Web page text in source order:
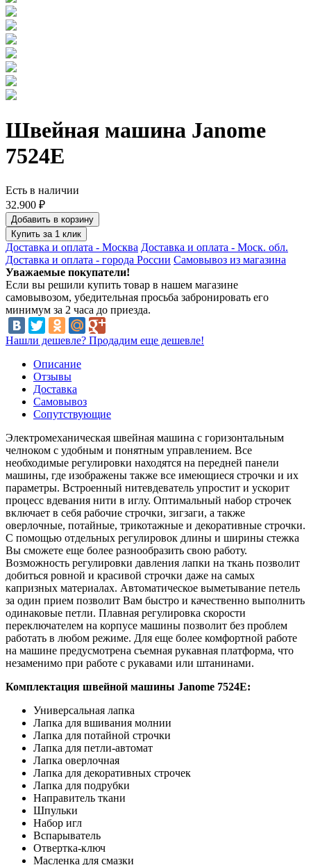
Швейная машина Janome
7524E
Есть в наличии
32.900 ₽
Добавить в корзину
Купить за 1 клик
Доставка и оплата - Москва Доставка и оплата - Моск. обл.
Доставка и оплата - города России Самовывоз из магазина
Уважаемые покупатели!
Если вы решили купить товар в нашем магазине
самовывозом, убедительная просьба забронировать его
минимум за 2 часа до приезда.
Нашли дешевле? Продадим еще дешевле!
Описание
Отзывы
Доставка
Самовывоз
Сопутствующие
Электромеханическая швейная машина с горизонтальным
челноком с удобным и понятным управлением. Все
необходимые регулировки находятся на передней панели
машины, где изображены также все имеющиеся строчки и их
параметры. Встроенный нитевдеватель упростит и ускорит
процесс вдевания нити в иглу. Оптимальный набор строчек
включает в себя рабочие строчки, зигзаги, а также
оверлочные, потайные, трикотажные и декоративные строчки.
С помощью отдельных регулировок длины и ширины стежка
Вы сможете еще более разнообразить свою работу.
Возможность регулировки давления лапки на ткань позволит
добиться ровной и красивой строчки даже на самых
капризных материалах. Автоматическое выметывание петель
за один прием позволит Вам быстро и качественно выполнить
одинаковые петли. Плавная регулировка скорости
переключателем на корпусе машины позволит без проблем
работать в любом режиме. Для еще более комфортной работе
на машине предусмотрена съемная рукавная платформа, что
незаменимо при работе с рукавами или штанинами.
Комплектация швейной машины Janome 7524E:
Универсальная лапка
Лапка для вшивания молнии
Лапка для потайной строчки
Лапка для петли-автомат
Лапка оверлочная
Лапка для декоративных строчек
Лапка для подрубки
Направитель ткани
Шпульки
Набор игл
Вспарыватель
Отвертка-ключ
Масленка для смазки